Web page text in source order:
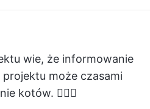
wie, że informowanie
może czasami
kotów. 🤷🏼‍♀️